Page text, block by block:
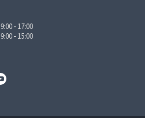
9:00 - 17:00
9:00 - 15:00